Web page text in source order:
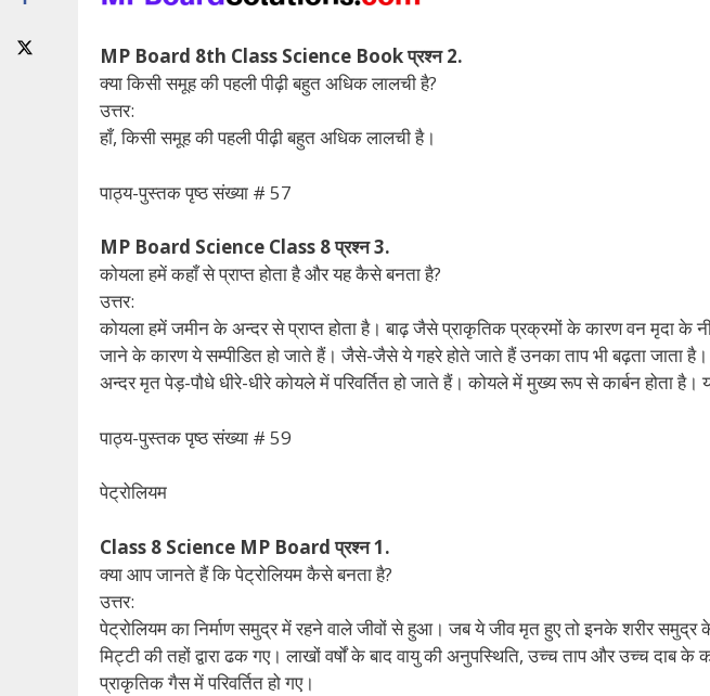
MP Board 8th Class Science Book प्रश्न 2.
क्या किसी समूह की पहली पीढ़ी बहुत अधिक लालची है?
उत्तर:
हाँ, किसी समूह की पहली पीढ़ी बहुत अधिक लालची है।
पाठ्य-पुस्तक पृष्ठ संख्या # 57
MP Board Science Class 8 प्रश्न 3.
कोयला हमें कहाँ से प्राप्त होता है और यह कैसे बनता है?
उत्तर:
कोयला हमें जमीन के अन्दर से प्राप्त होता है। बाढ़ जैसे प्राकृतिक प्रक्रमों के कारण वन मृदा
जाने के कारण ये सम्पीडित हो जाते हैं। जैसे-जैसे ये गहरे होते जाते हैं उनका ताप भी बढ़ता जाता
अन्दर मृत पेड़-पौधे धीरे-धीरे कोयले में परिवर्तित हो जाते हैं। कोयले में मुख्य रूप से कार्बन होता
पाठ्य-पुस्तक पृष्ठ संख्या # 59
पेट्रोलियम
Class 8 Science MP Board प्रश्न 1.
क्या आप जानते हैं कि पेट्रोलियम कैसे बनता है?
उत्तर:
पेट्रोलियम का निर्माण समुद्र में रहने वाले जीवों से हुआ। जब ये जीव मृत हुए तो इनके शरीर
मिट्टी की तहों द्वारा ढक गए। लाखों वर्षों के बाद वायु की अनुपस्थिति, उच्च ताप और उच्च दाब
प्राकृतिक गैस में परिवर्तित हो गए।